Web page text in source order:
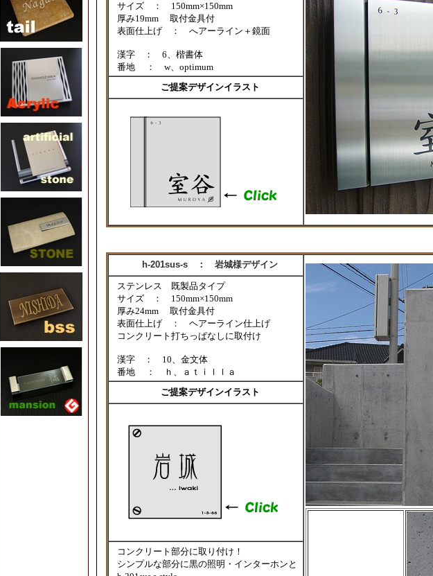
サイズ ： 150mm×150mm
厚み19mm 取付金具付
表面仕上げ ： へアーライン＋鏡面
漢字 ： 6、楷書体
番地 ： w、optimum
ご提案デザインイラスト
h-201sus-s ： 岩城様デザイン
ステンレス 既製品タイプ
サイズ ： 150mm×150mm
厚み24mm 取付金具付
表面仕上げ ： ヘアーライン仕上げ
コンクリート打ちっぱなし に取付け
漢字 ： 10、金文体
番地 ： ｈ、ａｔｉｌｌａ
ご提案デザインイラスト
コンクリート部分に取り付け！
シンプルな部分に黒の照明・インターホンと